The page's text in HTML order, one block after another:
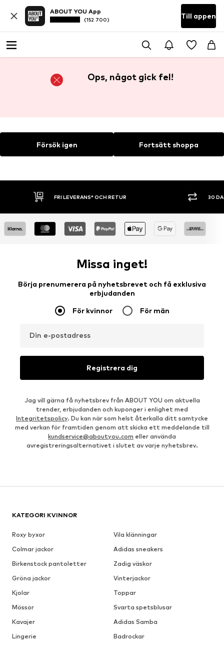
ABOUT YOU App
(152 700) Till appen
Ops, något gick fel!
Försök igen Fortsätt shoppa
FRI LEVERANS* OCH RETUR 30
Missa inget!
Börja prenumerera på nyhetsbrevet och få exklusiva
erbjudanden
För kvinnor För män
Din e-postadress
Registrera dig
Jag vill gärna få nyhetsbrev från ABOUT YOU om aktuella
trender, erbjudanden och kuponger i enlighet med
Integritetspolicy. Du kan när som helst återkalla ditt samtycke
med verkan för framtiden genom att skicka ett meddelande till
kundservice@aboutyou.com eller använda
avregistreringsalternativet i slutet av varje nyhetsbrev.
KATEGORI KVINNOR
Roxy byxor
Vila klänningar
Colmar jackor
Adidas sneakers
Birkenstock pantoletter
Zadig väskor
Gröna jackor
Vinterjackor
Kjolar
Toppar
Mössor
Svarta spetsblusar
Kavajer
Adidas Samba
Lingerie
Badrockar